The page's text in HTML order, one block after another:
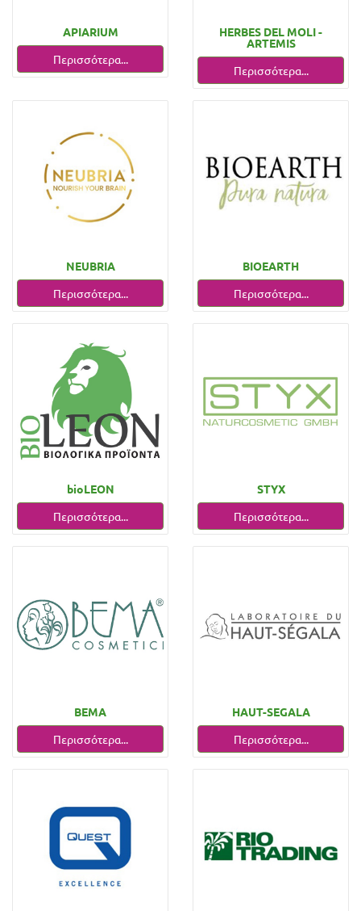
APIARIUM
Περισσότερα...
HERBES DEL MOLI -
ARTEMIS
Περισσότερα...
NEUBRIA
Περισσότερα...
BIOEARTH
Περισσότερα...
bioLEON
Περισσότερα...
STYX
Περισσότερα...
BEMA
Περισσότερα...
HAUT-SEGALA
Περισσότερα...